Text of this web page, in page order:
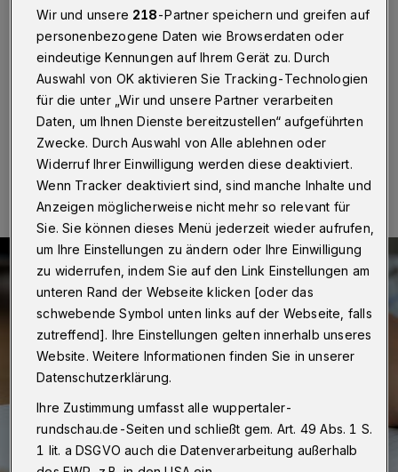
Wuppertal
Auch die Schulanmeldungen für die I-
Dötzchen in Wuppertal werden durch das Covid-19-
Virus beeinflusst.
17.09.2020 , 17:03 Uhr Eine Minute Lesezeit
Wir und unsere 218-Partner speichern und greifen auf
personenbezogene Daten wie Browserdaten oder
eindeutige Kennungen auf Ihrem Gerät zu. Durch
Auswahl von OK aktivieren Sie Tracking-Technologien
für die unter „Wir und unsere Partner verarbeiten
Daten, um Ihnen Dienste bereitzustellen“ aufgeführten
Zwecke. Durch Auswahl von Alle ablehnen oder
Widerruf Ihrer Einwilligung werden diese deaktiviert.
Wenn Tracker deaktiviert sind, sind manche Inhalte und
Anzeigen möglicherweise nicht mehr so relevant für
Sie. Sie können dieses Menü jederzeit wieder aufrufen,
um Ihre Einstellungen zu ändern oder Ihre Einwilligung
zu widerrufen, indem Sie auf den Link Einstellungen am
unteren Rand der Webseite klicken [oder das
schwebende Symbol unten links auf der Webseite, falls
zutreffend]. Ihre Einstellungen gelten innerhalb unseres
Website. Weitere Informationen finden Sie in unserer
Datenschutzerklärung.
Ihre Zustimmung umfasst alle wuppertaler-
rundschau.de-Seiten und schließt gem. Art. 49 Abs. 1 S.
1 lit. a DSGVO auch die Datenverarbeitung außerhalb